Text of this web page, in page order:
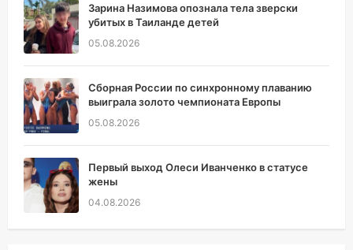
Зарина Назимова опознала тела зверски
убитых в Таиланде детей
05.08.2026
Сборная России по синхронному плаванию
выиграла золото чемпионата Европы
05.08.2026
Первый выход Олеси Иванченко в статусе
жены
04.08.2026